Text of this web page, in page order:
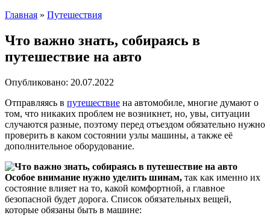
Главная » Путешествия
Что важно знать, собираясь в
путешествие на авто
Опубликовано: 20.07.2022
Отправляясь в путешествие на автомобиле, многие думают о
том, что никаких проблем не возникнет, но, увы, ситуации
случаются разные, поэтому перед отъездом обязательно нужно
проверить в каком состоянии узлы машины, а также её
дополнительное оборудование.
Особое внимание нужно уделить шинам, так как именно их
состояние влияет на то, какой комфортной, а главное
безопасной будет дорога. Список обязательных вещей,
которые обязаны быть в машине: